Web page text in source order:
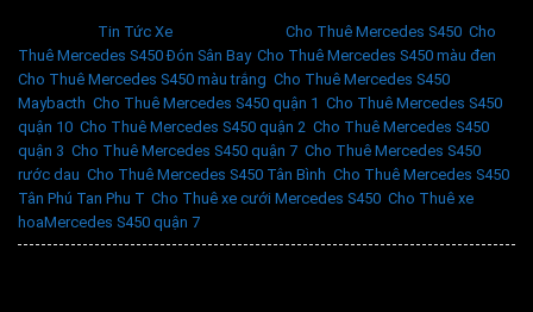
Tin Tức Xe Cho Thuê Mercedes S450 Cho
Thuê Mercedes S450 Đón Sân Bay, Cho Thuê Mercedes S450 màu đen
Cho Thuê Mercedes S450 màu trắng Cho Thuê Mercedes S450
Maybacth Cho Thuê Mercedes S450 quận 1 Cho Thuê Mercedes S450
quận 10 Cho Thuê Mercedes S450 quận 2 Cho Thuê Mercedes S450
quận 3 Cho Thuê Mercedes S450 quận 7 Cho Thuê Mercedes S450
rước dau Cho Thuê Mercedes S450 Tân Bình Cho Thuê Mercedes S450
Tân Phú Tan Phu T Cho Thuê xe cưới Mercedes S450 Cho Thuê xe
hoaMercedes S450 quận 7